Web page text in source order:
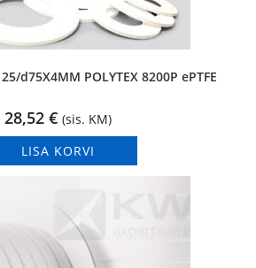
d75X4MM POLYTEX 8200P ePTFE
28,52 € (sis. KM)
LISA KORVI